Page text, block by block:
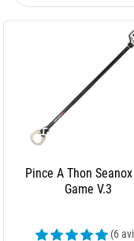
Pince A Thon
Game V.3
(6